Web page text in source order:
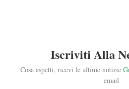
Iscriviti Alla
Cosa aspetti, ricevi le ultime notizie
email